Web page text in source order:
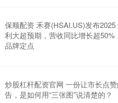
保顺配资 禾赛(HSAI.US)发布2025
利大超预期，营收同比增长超50%
品牌定点
炒股杠杆配资官网 一份让市长点
告，是如何用“三张图”说清楚的？